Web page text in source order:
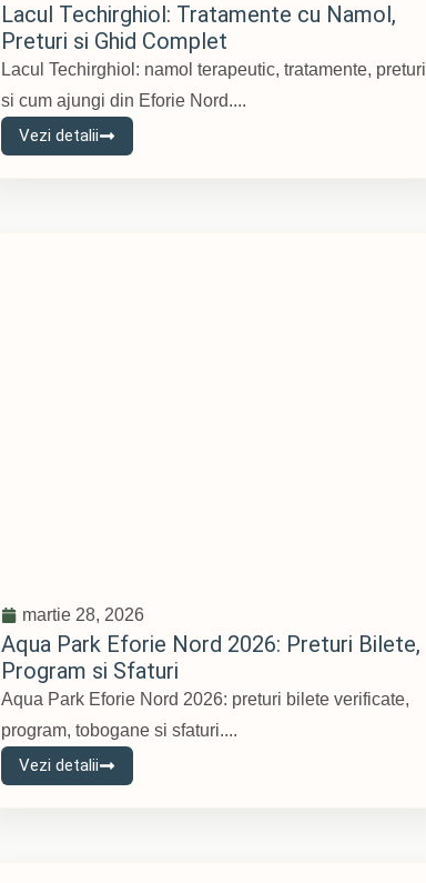
Lacul Techirghiol: Tratamente cu Namol,
Preturi si Ghid Complet
Lacul Techirghiol: namol terapeutic, tratamente, preturi
si cum ajungi din Eforie Nord....
Vezi detalii
martie 28, 2026
Aqua Park Eforie Nord 2026: Preturi Bilete,
Program si Sfaturi
Aqua Park Eforie Nord 2026: preturi bilete verificate,
program, tobogane si sfaturi....
Vezi detalii